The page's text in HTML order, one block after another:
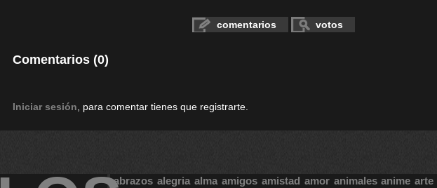
comentarios votos
Comentarios (0)
Iniciar sesión , para comentar tienes que registrarte.
abrazos alegria alma amigos amistad amor animales anime arte